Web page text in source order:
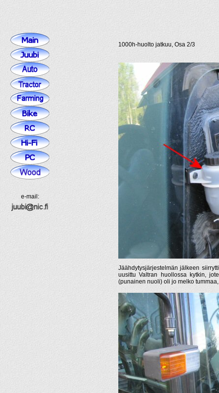
e-mail:
1000h-huolto jatkuu, Osa 2/3
Jäähdytysjärjestelmän jälkeen
uusittu Valtran huollossa kytkin,
(punainen nuoli) oli jo melko